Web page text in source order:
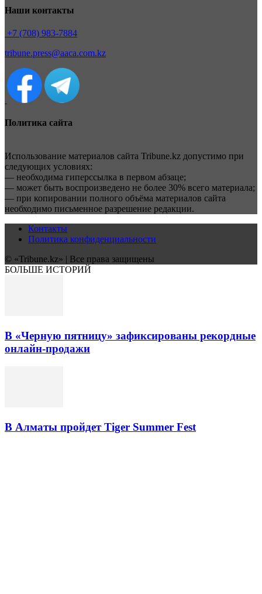
Наши контакты
+7 (708) 983-7884
tribune.press@aaca.com.kz
Политика сайта
Использование материалов сайта Tribune.kz допустимо при
следующих условиях:
— необходима гиперссылка в первом абзаце;
— может быть воспроизведено не более 30% всего материала;
— при копировании полного объёма материалов сайта
необходимо письменное разрешение редакции.
Контакты
Политика конфиденциальности
© «Tribune.kz» | Все права защищены
БОЛЬШЕ ИСТОРИЙ
В «Черную пятницу» зафиксированы рекордные
онлайн-продажи
В Алматы пройдет Tiger Summer Fest